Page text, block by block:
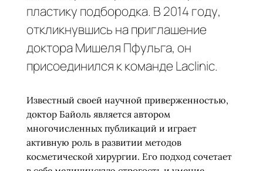
пластику подбородка. В 2014 году,
откликнувшись на приглашение
доктора Мишеля Пфульга, он
присоединился к команде Laclinic.
Известный своей научной приверженностью,
доктор Байоль является автором
многочисленных публикаций и играет
активную роль в развитии методов
косметической хирургии. Его подход сочетает